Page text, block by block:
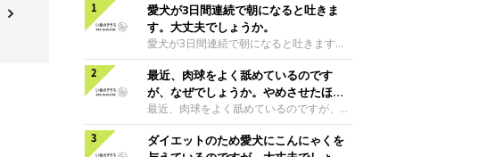
愛犬が3日間連続で朝になると吐きま
す。大丈夫でしょうか。
愛犬が3日間連続で朝になると吐きます。
大丈夫でしょうか。朝吐いた後に何事もな
かったかのように元気で、ごはんを食べ普
段通りの様子であれば、おそらく空腹時嘔
吐症候群というお腹が空きすぎているため
に吐いてしまう症状だと思います。前日の
最後の食事から最も時間の空いてしまう朝
最近、肉球をよく舐めているのです
が、なぜでしょうか。やめさせたほう
がいいのでしょうか。
最近、肉球をよく舐めているのですが、な
ぜでしょうか。やめさせたほうがいいので
しょうか。犬は、暇なときやかまってほし
ダイエットのため愛犬にこんにゃくを